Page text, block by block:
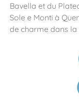
Bavella et du
Sole e Monti à
de charme dans